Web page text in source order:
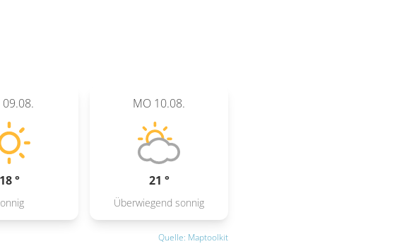
09.08.
18 °
MO 10.08.
21 °
Überwiegend sonnig
Quelle: Maptoolkit